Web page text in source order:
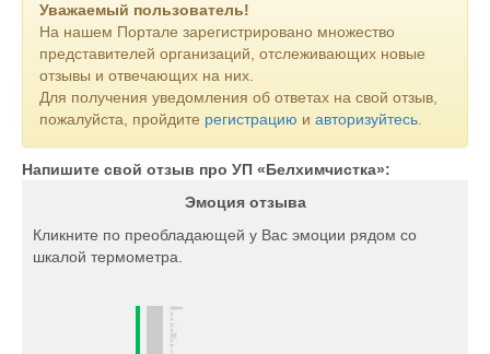
Уважаемый пользователь!
На нашем Портале зарегистрировано множество
представителей организаций, отслеживающих новые
отзывы и отвечающих на них.
Для получения уведомления об ответах на свой отзыв,
пожалуйста, пройдите регистрацию и авторизуйтесь
Напишите свой отзыв про УП «Белхимчистка»:
Эмоция отзыва
Кликните по преобладающей у Вас эмоции рядом со
шкалой термометра.